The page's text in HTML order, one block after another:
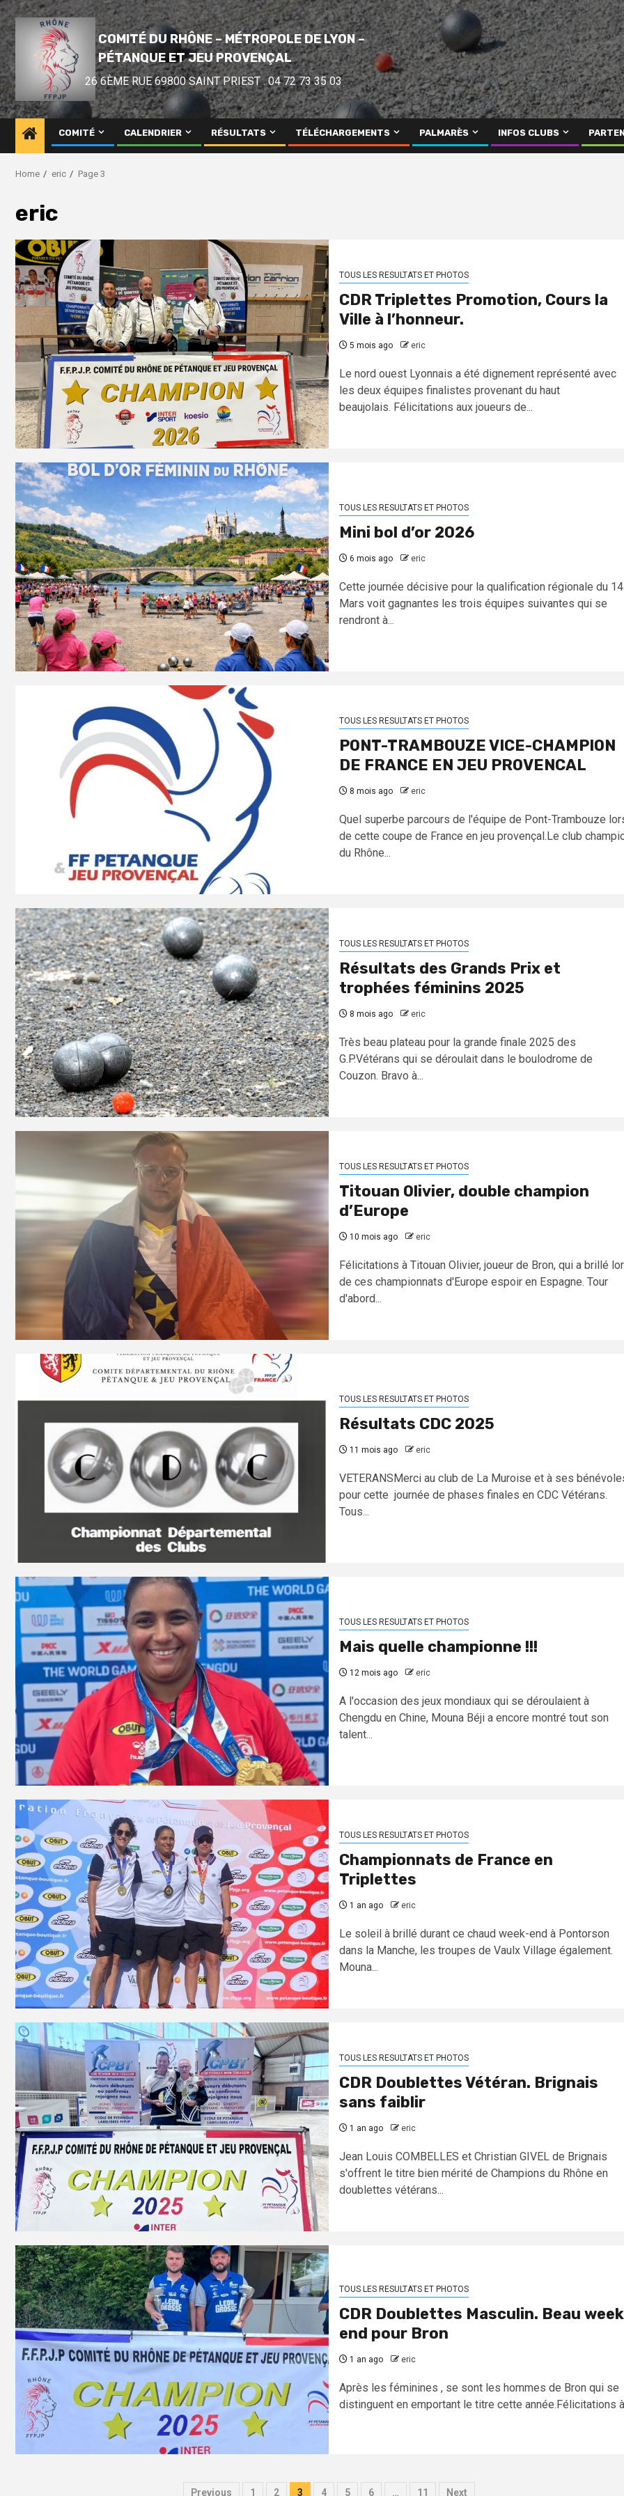
COMITÉ DU RHÔNE – MÉTROPOLE DE LYON –
PÉTANQUE ET JEU PROVENÇAL
26 6ÈME RUE 69800 SAINT PRIEST . 04 72 73 35 03
COMITÉ CALENDRIER RÉSULTATS TÉLÉCHARGEMENTS PALMARÈS INFOS CLUBS
Home eric Page 3
eric
TOUS LES RESULTATS ET PHOTOS
CDR Triplettes Promotion, Cours la
Ville à l’honneur.
5 mois ago eric
Le nord ouest Lyonnais a été dignement représenté avec
les deux équipes finalistes provenant du haut
beaujolais. Félicitations aux joueurs de...
TOUS LES RESULTATS ET PHOTOS
Mini bol d’or 2026
6 mois ago eric
Cette journée décisive pour la qualification régionale du 14
Mars voit gagnantes les trois équipes suivantes qui se
rendront à...
TOUS LES RESULTATS ET PHOTOS
PONT-TRAMBOUZE VICE-CHAMPION
DE FRANCE EN JEU PROVENCAL
8 mois ago eric
Quel superbe parcours de l'équipe de Pont-Trambouze
de cette coupe de France en jeu provençal.Le club
du Rhône...
TOUS LES RESULTATS ET PHOTOS
Résultats des Grands Prix et
trophées féminins 2025
8 mois ago eric
Très beau plateau pour la grande finale 2025 des
G.P.Vétérans qui se déroulait dans le boulodrome de
Couzon. Bravo à...
TOUS LES RESULTATS ET PHOTOS
Titouan Olivier, double champion
d’Europe
10 mois ago eric
Félicitations à Titouan Olivier, joueur de Bron, qui a brillé
de ces championnats d'Europe espoir en Espagne. Tour
d'abord...
TOUS LES RESULTATS ET PHOTOS
Résultats CDC 2025
11 mois ago eric
VETERANSMerci au club de La Muroise et à ses
pour cette journée de phases finales en CDC Vétérans.
Tous...
TOUS LES RESULTATS ET PHOTOS
Mais quelle championne !!!
12 mois ago eric
A l'occasion des jeux mondiaux qui se déroulaient à
Chengdu en Chine, Mouna Béji a encore montré tout son
talent...
TOUS LES RESULTATS ET PHOTOS
Championnats de France en
Triplettes
1 an ago eric
Le soleil à brillé durant ce chaud week-end à Pontorson
dans la Manche, les troupes de Vaulx Village également.
Mouna...
TOUS LES RESULTATS ET PHOTOS
CDR Doublettes Vétéran. Brignais
sans faiblir
1 an ago eric
Jean Louis COMBELLES et Christian GIVEL de Brignais
s'offrent le titre bien mérité de Champions du Rhône en
doublettes vétérans...
TOUS LES RESULTATS ET PHOTOS
CDR Doublettes Masculin. Beau
end pour Bron
1 an ago eric
Après les féminines , se sont les hommes de Bron qui se
distinguent en emportant le titre cette année.Félicitations
Previous 1 2 3 4 5 6 … 11 Next